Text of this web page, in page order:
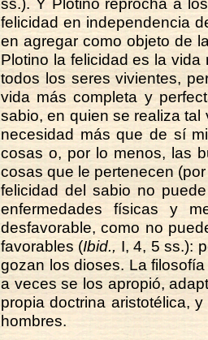
felicidad en independencia
en agregar como objeto de
Plotino la felicidad es la
todos los seres vivientes,
vida más completa y
sabio, en quien se realiza
necesidad más que de sí
cosas o, por lo menos, las
cosas que le pertenecen
felicidad del sabio no
enfermedades físicas y
desfavorable, como no
favorables (Ibid., I, 4, 5 ss.):
gozan los dioses. La
a veces se los apropió,
propia doctrina aristotélica,
hombres.